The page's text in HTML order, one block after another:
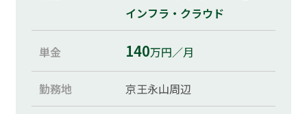
インフラ・クラウド
単金 140万円／月
勤務地 京王永山周辺